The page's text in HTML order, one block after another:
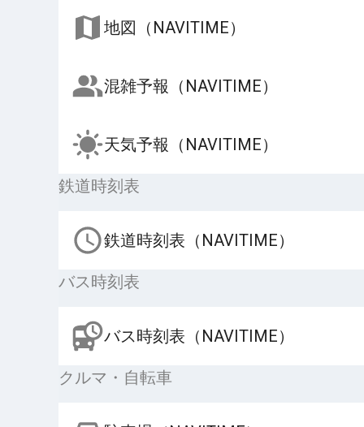
地図（NAVITIME）
混雑予報（NAVITIME）
天気予報（NAVITIME）
鉄道時刻表
鉄道時刻表（NAVITIME）
バス時刻表
バス時刻表（NAVITIME）
クルマ・自転車